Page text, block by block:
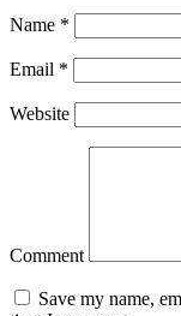
Name *
Email *
Website
Comment
Save my name,